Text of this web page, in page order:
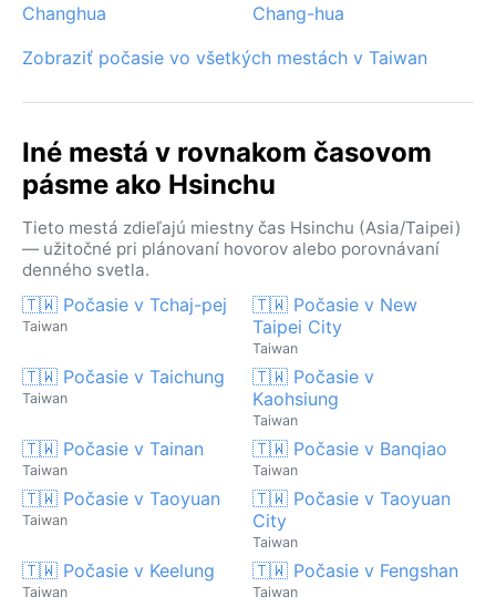
Changhua
Chang-hua
Zobraziť počasie vo všetkých mestách v Taiwan
Iné mestá v rovnakom časovom
pásme ako Hsinchu
Tieto mestá zdieľajú miestny čas Hsinchu (Asia/Taipei)
— užitočné pri plánovaní hovorov alebo porovnávaní
denného svetla.
🇹🇼 Počasie v Tchaj-pej
Taiwan
🇹🇼 Počasie v New
Taipei City
Taiwan
🇹🇼 Počasie v Taichung
Taiwan
🇹🇼 Počasie v
Kaohsiung
Taiwan
🇹🇼 Počasie v Tainan
Taiwan
🇹🇼 Počasie v Banqiao
Taiwan
🇹🇼 Počasie v Taoyuan
Taiwan
🇹🇼 Počasie v Taoyuan
City
Taiwan
🇹🇼 Počasie v Keelung
Taiwan
🇹🇼 Počasie v Fengshan
Taiwan